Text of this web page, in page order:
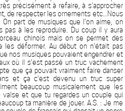
précisément à refaire, à s'approcher
de respecter les ornements etc...Nous
part de musiques que l'on aime, on
pas à les reproduire. Du coup il y aura
chinois mais on se permet des
les déformer. Au début on n'était pas
nos musiques pouvaient engendrer et
où il s'est passé un truc vachement
que ça pouvait vraiment faire danser
et ça c'est devenu un truc super
beaucoup musicalement que les
valse et que tu regardes un couple qui
ta manière de jouer. A.S. : Je me